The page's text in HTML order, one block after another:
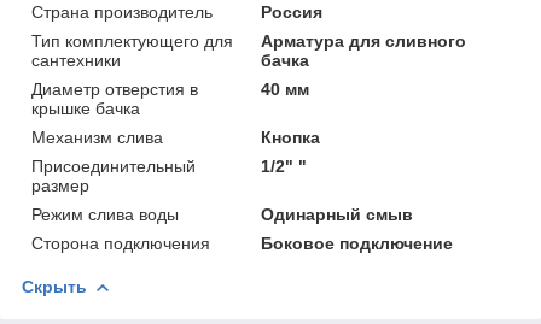
Страна производитель
Россия
Тип комплектующего для
сантехники
Арматура для сливного
бачка
Диаметр отверстия в
крышке бачка
40 мм
Механизм слива
Кнопка
Присоединительный
размер
1/2" "
Режим слива воды
Одинарный смыв
Сторона подключения
Боковое подключение
Скрыть